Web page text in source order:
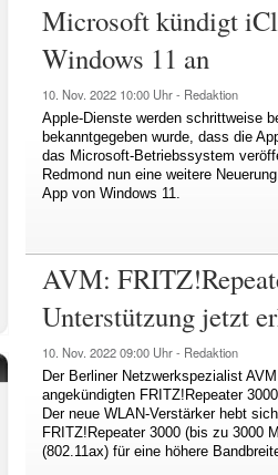
Microsoft kündigt
Windows 11 an
10. Nov. 2022 10:00 Uhr - Redaktion
Apple-Dienste werden schrittweise
bekanntgegeben wurde, dass die
das Microsoft-Betriebssystem
Redmond nun eine weitere
App von Windows 11.
AVM:
Unterstützung jetzt
10. Nov. 202209:00 Uhr - Redaktion
Der Berliner Netzwerkspezialist
angekündigten FRITZ!Repeater
Der neue WLAN-Verstärker hebt
FRITZ!Repeater 3000 (bis zu 3000
(802.11ax) für eine höhere